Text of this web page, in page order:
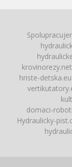
krovinorezy.net
hriste-detska.eu
domaci-
Hydraulicky-